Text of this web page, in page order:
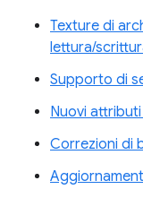
Texture di
lettura/
Supporto di
Nuovi
Correzioni di